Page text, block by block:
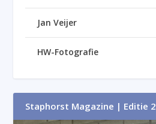
Jan Veijer
HW-Fotografie
Staphorst Magazine | Editie 2